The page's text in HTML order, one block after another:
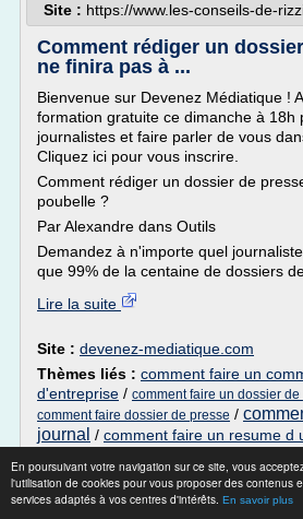
En poursuivant votre navigation sur ce site, vous
l'utilisation de cookies pour vous proposer des contenus
services adaptés à vos centres d'intérêts. En savoir plus
Site : https://www.les-conseils-de-
Comment rédiger un
ne finira pas à ...
Bienvenue sur Devenez Médiatique !
formation gratuite ce dimanche à 18h
journalistes et faire parler de vous
Cliquez ici pour vous inscrire.
Comment rédiger un dossier de
poubelle ?
Par Alexandre dans Outils
Demandez à n'importe quel
que 99% de la centaine de dossiers de
Lire la suite
Site : devenez-mediatique.com
Thèmes liés : comment faire un
d'entreprise / comment faire un dossier
comment faire dossier de presse /
journal / comment faire un resume d
Comment rédiger un
ne finira pas à ...